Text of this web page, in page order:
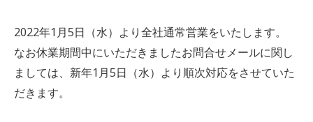
2022年1月5日（水）より全社通常営業をいたします。
なお休業期間中にいただきましたお問合せメールに関し
ましては、新年1月5日（水）より順次対応をさせていた
だきます。